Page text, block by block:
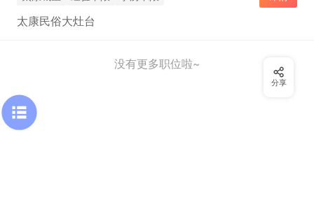
太康民俗大灶台
没有更多职位啦~
分享